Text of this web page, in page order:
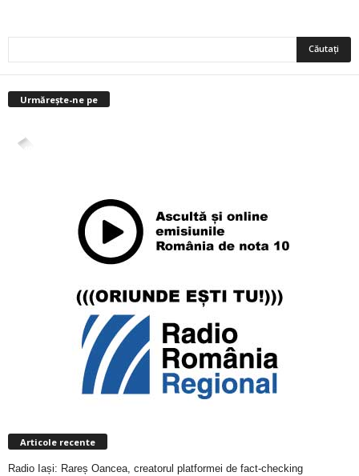
Urmărește-ne pe
4,400
Articole recente
Radio Iași: Rareș Oancea, creatorul platformei de fact-checking